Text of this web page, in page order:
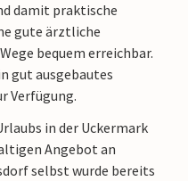
damit praktische
gute ärztliche
bequem erreichbar.
gut ausgebautes
Verfügung.
in der Uckermark
Angebot an
selbst wurde bereits